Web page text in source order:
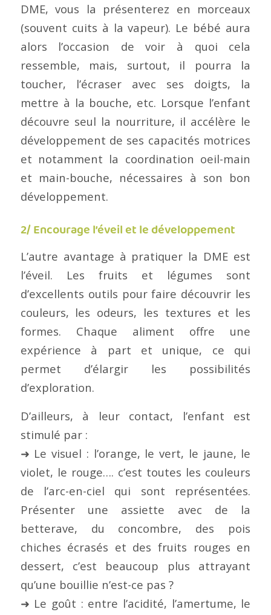
DME, vous la présenterez en morceaux
(souvent cuits à la vapeur). Le bébé aura
alors l’occasion de voir à quoi cela
ressemble, mais, surtout, il pourra la
toucher, l’écraser avec ses doigts, la
mettre à la bouche, etc. Lorsque l’enfant
découvre seul la nourriture, il accélère le
développement de ses capacités motrices
et notamment la coordination oeil-main
et main-bouche, nécessaires à son bon
développement.
2/ Encourage l’éveil et le développement
L’autre avantage à pratiquer la DME est
l’éveil. Les fruits et légumes sont
d’excellents outils pour faire découvrir les
couleurs, les odeurs, les textures et les
formes. Chaque aliment offre une
expérience à part et unique, ce qui
permet d’élargir les possibilités
d’exploration.
D’ailleurs, à leur contact, l’enfant est
stimulé par :
➜ Le visuel : l’orange, le vert, le jaune, le
violet, le rouge…. c’est toutes les couleurs
de l’arc-en-ciel qui sont représentées.
Présenter une assiette avec de la
betterave, du concombre, des pois
chiches écrasés et des fruits rouges en
dessert, c’est beaucoup plus attrayant
qu’une bouillie n’est-ce pas ?
➜ Le goût : entre l’acidité, l’amertume, le